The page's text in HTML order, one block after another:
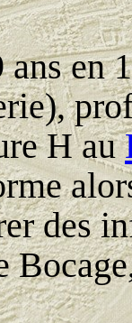
en
H au
des